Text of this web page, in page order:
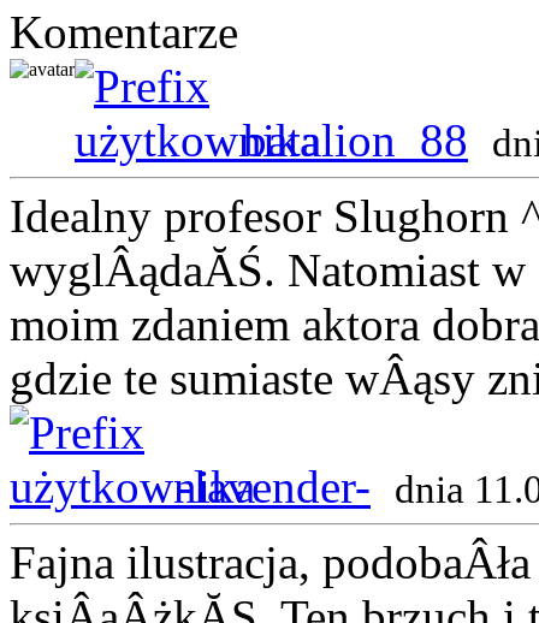
Komentarze
batalion_88
Idealny profesor Slughorn
wyglÂądaĂŚ. Natomiast
moim zdaniem aktora
gdzie te sumiaste wÂąsy
-lavender- dnia
Fajna ilustracja,